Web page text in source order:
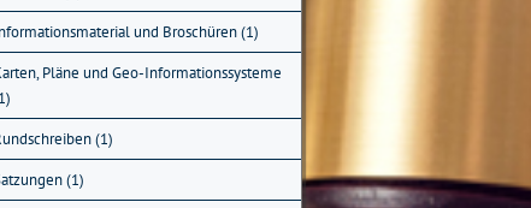
und Broschüren (1)
Pläne und Geo-Informationssysteme
(1)
(1)